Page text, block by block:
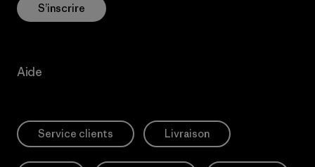
S’inscrire
Aide
Service clients Livraison